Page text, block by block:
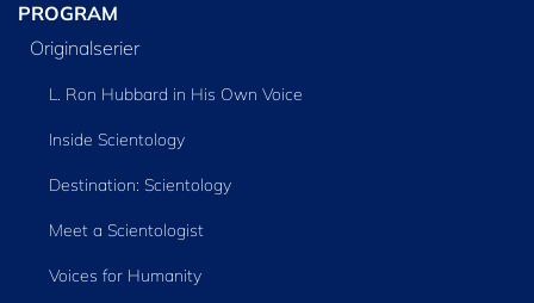
PROGRAM
Originalserier
L. Ron Hubbard in His Own Voice
Inside Scientology
Destination: Scientology
Meet a Scientologist
Voices for Humanity